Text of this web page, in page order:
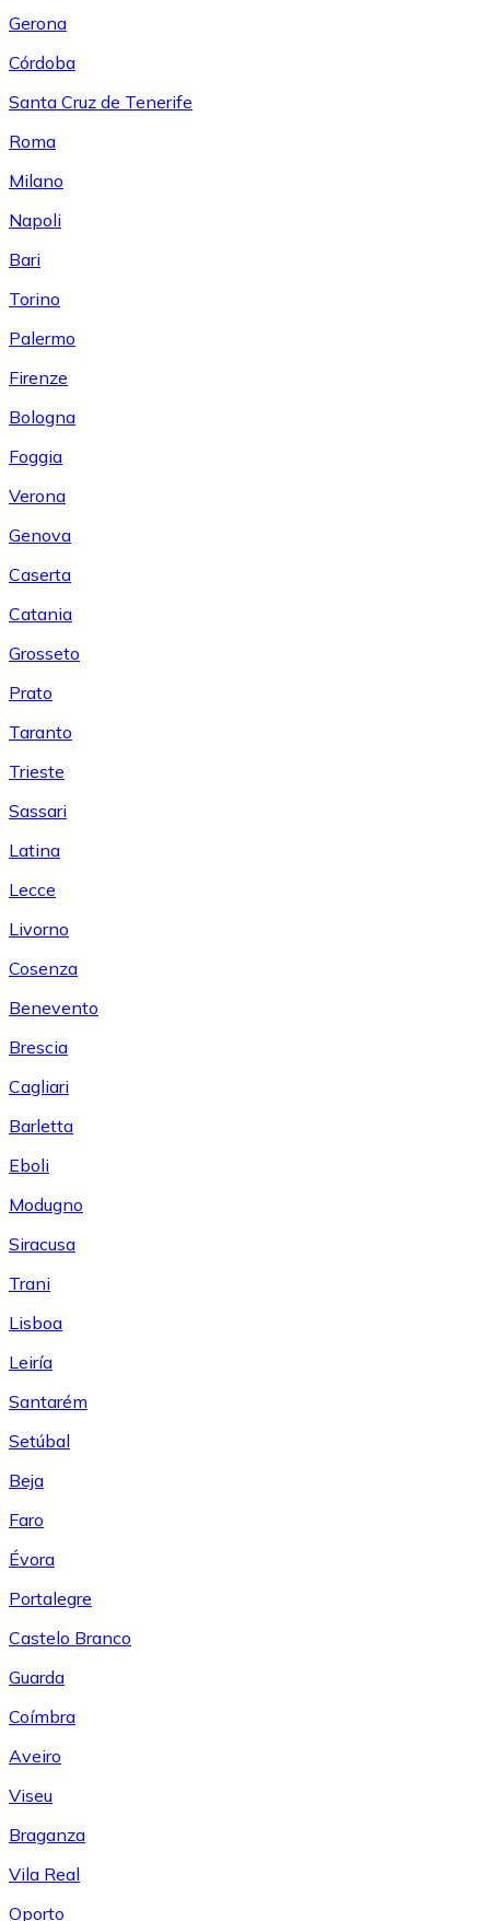
Gerona
Córdoba
Santa Cruz de Tenerife
Roma
Milano
Napoli
Bari
Torino
Palermo
Firenze
Bologna
Foggia
Verona
Genova
Caserta
Catania
Grosseto
Prato
Taranto
Trieste
Sassari
Latina
Lecce
Livorno
Cosenza
Benevento
Brescia
Cagliari
Barletta
Eboli
Modugno
Siracusa
Trani
Lisboa
Leiría
Santarém
Setúbal
Beja
Faro
Évora
Portalegre
Castelo Branco
Guarda
Coímbra
Aveiro
Viseu
Braganza
Vila Real
Oporto